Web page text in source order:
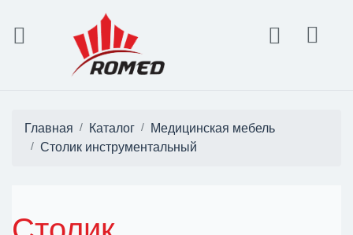
Главная Каталог
Медицинская мебель
Столик инструментальный